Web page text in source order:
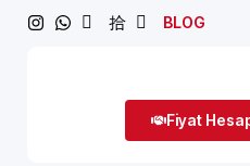
BLOG
Fiyat